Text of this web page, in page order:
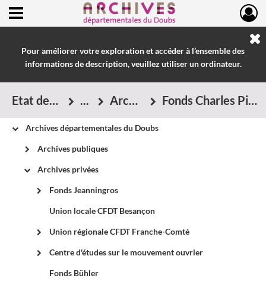
Archives départementales du Doubs
Ouvrir le menu déroulant
Pour améliorer votre exploration et accéder à l’ensemble des
informations de description, veuillez utiliser un ordinateur.
Etat des sources Lip Archives privées Fonds Charles Piaget (Lip)
Archives départementales du Doubs
Archives publiques
Archives privées
Fonds Jeanningros
Union locale CFDT Besançon
Union régionale CFDT Franche-Comté
Centre d'études sur le mouvement ouvrier
Fonds Bühler